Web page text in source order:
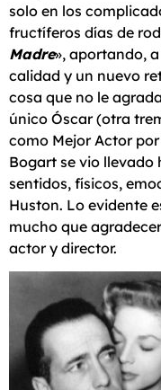
solo en los
fructíferos días de
Madre», aportando,
calidad y un nuevo
cosa que no le
único Óscar (otra
como Mejor Actor por
Bogart se vio llevado
sentidos, físicos,
Huston. Lo evidente
mucho que
actor y director.